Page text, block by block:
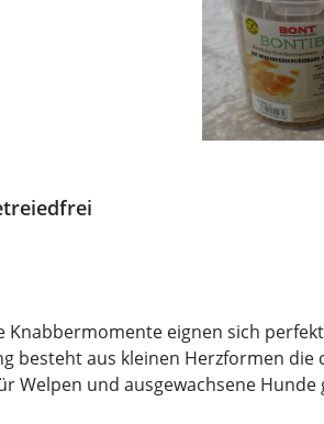
eignen sich
besteht aus kleinen Herzformen
Welpen und ausgewachsene
Nebenerzeugnisse,